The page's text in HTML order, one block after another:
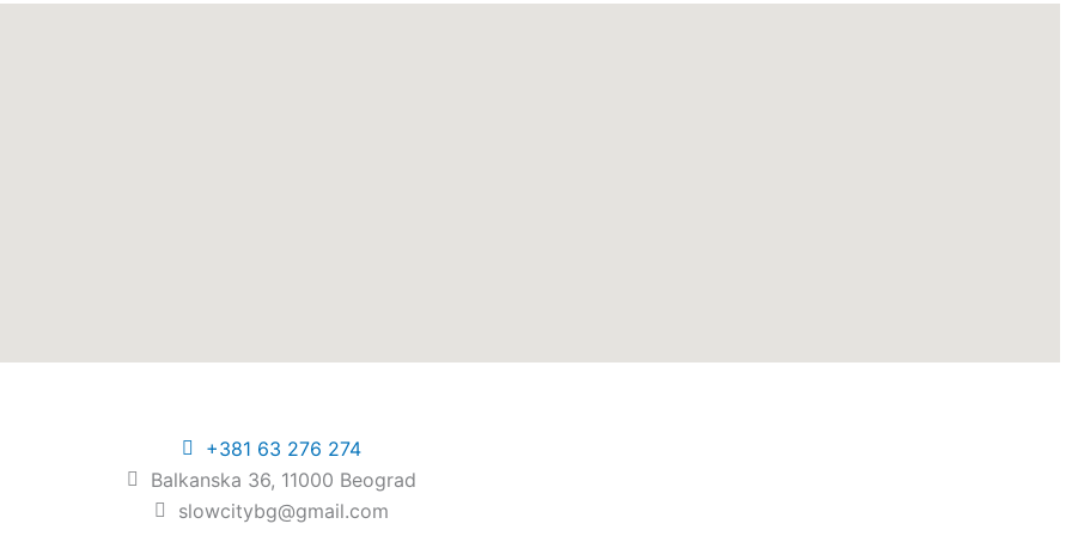
+381 63 276 274​
Balkanska 36, 11000 Beograd​
slowcitybg@gmail.com